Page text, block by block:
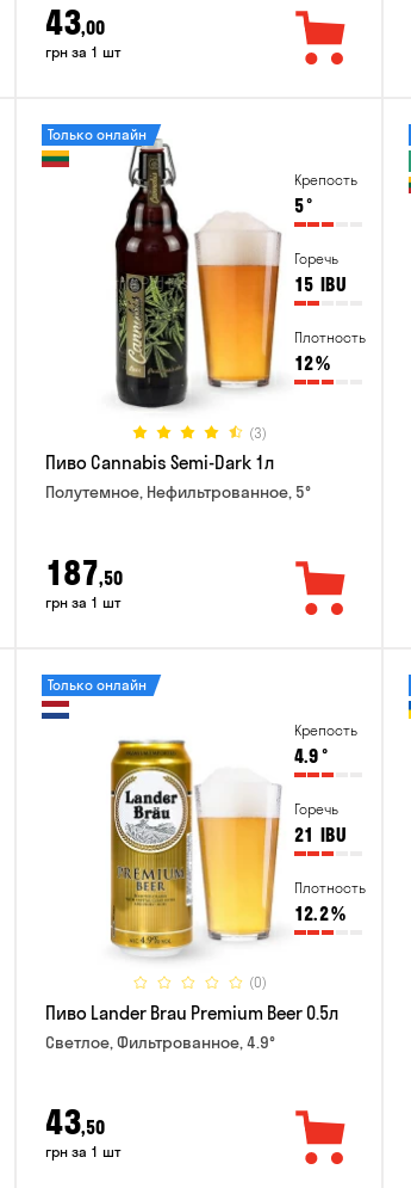
43,00
грн за 1 шт
Крепость
5°
Горечь
15 IBU
Плотность
12%
(3)
Только онлайн
Пиво Cannabis Semi-Dark 1л
Полутемное, Нефильтрованное, 5°
187,50
грн за 1 шт
Крепость
4.9°
Горечь
21 IBU
Плотность
12.2%
(0)
Только онлайн
Пиво Lander Brau Premium Beer 0.5л
Светлое, Фильтрованное, 4.9°
43,50
грн за 1 шт